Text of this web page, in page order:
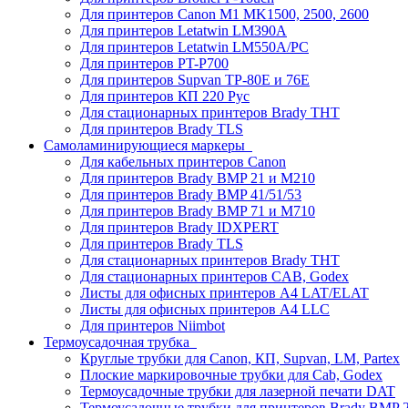
Для принтеров Canon M1 MK1500, 2500, 2600
Для принтеров Letatwin LM390A
Для принтеров Letatwin LM550A/PC
Для принтеров PT-P700
Для принтеров Supvan TP-80E и 76E
Для принтеров КП 220 Рус
Для стационарных принтеров Brady THT
Для принтеров Brady TLS
Самоламинирующиеся маркеры
Для кабельных принтеров Canon
Для принтеров Brady BMP 21 и M210
Для принтеров Brady BMP 41/51/53
Для принтеров Brady BMP 71 и M710
Для принтеров Brady IDXPERT
Для принтеров Brady TLS
Для стационарных принтеров Brady THT
Для стационарных принтеров CAB, Godex
Листы для офисных принтеров А4 LAT/ELAT
Листы для офисных принтеров А4 LLC
Для принтеров Niimbot
Термоусадочная трубка
Круглые трубки для Canon, КП, Supvan, LM, Partex
Плоские маркировочные трубки для Cab, Godex
Термоусадочные трубки для лазерной печати DAT